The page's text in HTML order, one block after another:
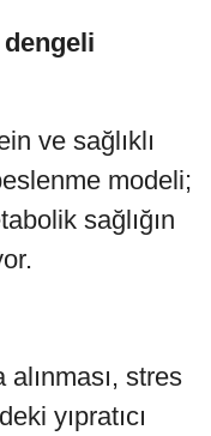
dengeli
ve sağlıklı
modeli;
sağlığın
stres
yıpratıcı